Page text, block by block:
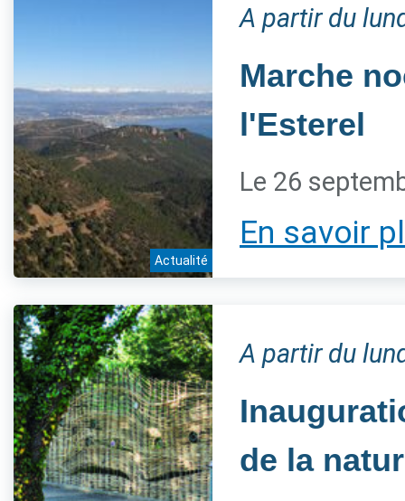
Actualité
A partir du
Marche
l'Esterel
Le 26
En savoir
A partir du
de la